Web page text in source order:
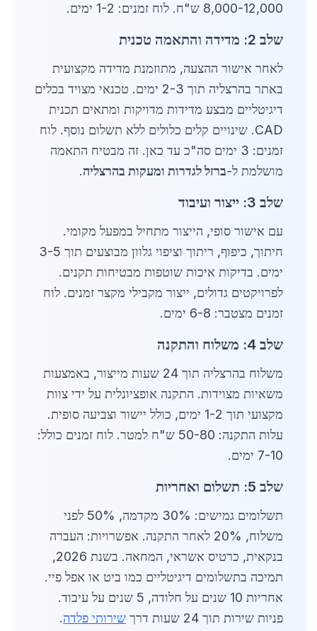
8,000-12,000 ש"ח. לוח זמנים: 1-2 ימים.
שלב 2: מדידה והתאמה טכנית
לאחר אישור ההצעה, מתוזמנת מדידה מקצועית
באתר בהרצליה תוך 2-3 ימים. טכנאי מצויד בכלים
דיגיטליים מבצע מדידות מדויקות ומתאים תכנית
CAD. שינויים קלים כלולים ללא תשלום נוסף. לוח
זמנים: 3 ימים סה"כ עד כאן. זה מבטיח התאמה
מושלמת ל-ברזל לגדרות ומעקות בהרצליה.
שלב 3: ייצור ועיבוד
עם אישור סופי, הייצור מתחיל במפעל מקומי.
חיתוך, כיפוף, ריתוך וציפוי גלוון מבוצעים תוך 3-5
ימים. בדיקות איכות שוטפות מבטיחות תקנים.
לפרויקטים גדולים, ייצור מקבילי מקצר זמנים. לוח
זמנים מצטבר: 6-8 ימים.
שלב 4: משלוח והתקנה
משלוח בהרצליה תוך 24 שעות מייצור, באמצעות
משאיות מצוידות. התקנה אופציונלית על ידי צוות
מקצועי תוך 1-2 ימים, כולל יישור וצביעה סופית.
עלות התקנה: 50-80 ש"ח למטר. לוח זמנים כולל:
7-10 ימים.
שלב 5: תשלום ואחריות
תשלומים גמישים: 30% מקדמה, 50% לפני
משלוח, 20% לאחר התקנה. אפשרויות: העברה
בנקאית, כרטיס אשראי, המחאה. בשנת 2026,
תמיכה בתשלומים דיגיטליים כמו ביט או אפל פיי.
אחריות 10 שנים על חלודה, 5 שנים על עיבוד.
פניות שירות תוך 24 שעות דרך
שירותי פלדה.